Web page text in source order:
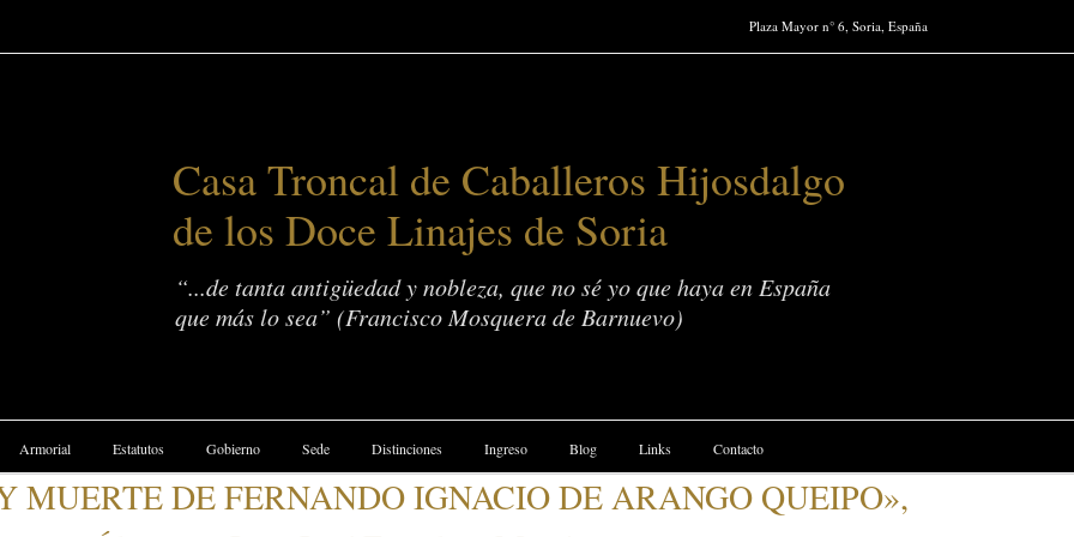
Plaza Mayor n° 6, Soria, España
Casa Troncal de Caballeros Hijosdalgo
de los Doce Linajes de Soria
“...de tanta antigüedad y nobleza, que no sé yo que haya en España
que más lo sea” (Francisco Mosquera de Barnuevo)
Armorial Estatutos Gobierno Sede Distinciones Ingreso Blog Links Contacto
MUERTE DE FERNANDO IGNACIO DE ARANGO QUEIPO»,